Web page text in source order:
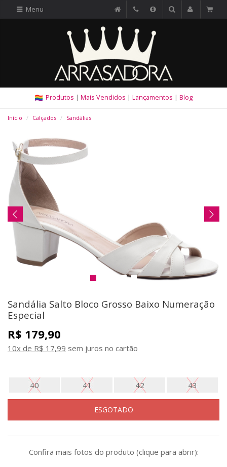
Menu
Produtos | Mais Vendidos | Lançamentos | Blog
Início Calçados Sandálias
Sandália Salto Bloco Grosso Baixo Numeração
Especial
R$ 179,90
10x de R$ 17,99 sem juros no cartão
40 41 42 43
ESGOTADO
Confira mais fotos do produto (clique para abrir):